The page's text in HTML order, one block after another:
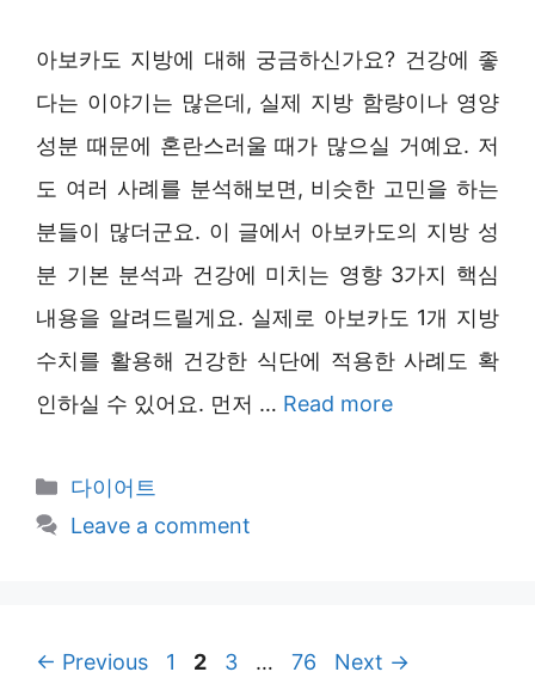
아보카도 지방에 대해 궁금하신가요? 건강에 좋
다는 이야기는 많은데, 실제 지방 함량이나 영양
성분 때문에 혼란스러울 때가 많으실 거예요. 저
도 여러 사례를 분석해보면, 비슷한 고민을 하는
분들이 많더군요. 이 글에서 아보카도의 지방 성
분 기본 분석과 건강에 미치는 영향 3가지 핵심
내용을 알려드릴게요. 실제로 아보카도 1개 지방
수치를 활용해 건강한 식단에 적용한 사례도 확
인하실 수 있어요. 먼저 … Read more
Categories
다이어트
Leave a comment
← Previous Page
1 Page
2 Page
3 … Page
76 Next →